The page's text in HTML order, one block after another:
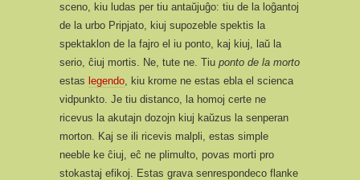
sceno, kiu ludas per tiu antaŭjuĝo: tiu de la loĝantoj
de la urbo Pripjato, kiuj supozeble spektis la
spektaklon de la fajro el iu ponto, kaj kiuj, laŭ la
serio, ĉiuj mortis. Ne, tute ne. Tiu ponto de la morto
estas legendo, kiu krome ne estas ebla el scienca
vidpunkto. Je tiu distanco, la homoj certe ne
ricevus la akutajn dozojn kiuj kaŭzus la senperan
morton. Kaj se ili ricevis malpli, estas simple
neeble ke ĉiuj, eĉ ne plimulto, povas morti pro
stokastaj efikoj. Estas grava senrespondeco flanke